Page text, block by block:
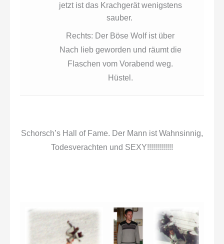
jetzt ist das Krachgerät wenigstens
sauber.
Rechts: Der Böse Wolf ist über
Nach lieb geworden und räumt die
Flaschen vom Vorabend weg.
Hüstel.
Schorsch’s Hall of Fame. Der Mann ist Wahnsinnig,
Todesverachten und SEXY!!!!!!!!!!!!!